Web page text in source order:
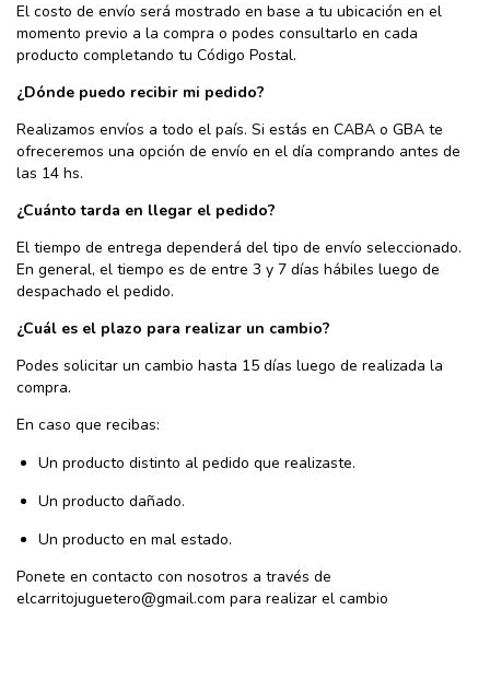
El costo de envío será mostrado en base a tu ubicación en el
momento previo a la compra o podes consultarlo en cada
producto completando tu Código Postal.
¿Dónde puedo recibir mi pedido?
Realizamos envíos a todo el país. Si estás en CABA o GBA te
ofreceremos una opción de envío en el día comprando antes de
las 14 hs.
¿Cuánto tarda en llegar el pedido?
El tiempo de entrega dependerá del tipo de envío seleccionado.
En general, el tiempo es de entre 3 y 7 días hábiles luego de
despachado el pedido.
¿Cuál es el plazo para realizar un cambio?
Podes solicitar un cambio hasta 15 días luego de realizada la
compra.
En caso que recibas:
Un producto distinto al pedido que realizaste.
Un producto dañado.
Un producto en mal estado.
Ponete en contacto con nosotros a través de
elcarritojuguetero@gmail.com para realizar el cambio